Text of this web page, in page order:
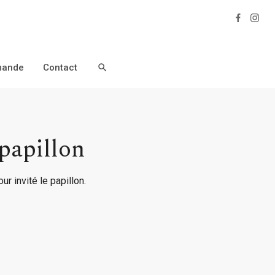
Contact Ouvrir / Fermer Outil de Recherche
invité le papillon.